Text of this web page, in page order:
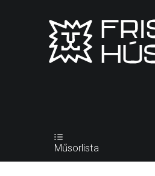
Műsorlista